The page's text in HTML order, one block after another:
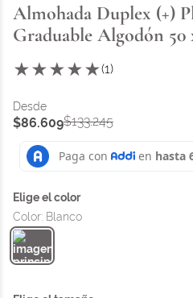
Almohada Duplex (+)
Graduable Algodón 50
★★★★★(1)
$86.609$133.245
Color: Blanco